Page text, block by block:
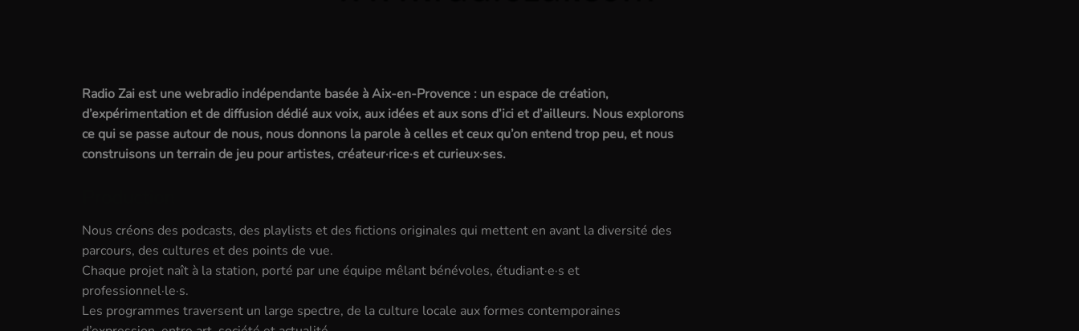
Radio Zaiest une webradio indépendante basée à Aix-en-Provence : un espace de création,
d’expérimentation et de diffusion dédié aux voix, aux idées et aux sons d’ici et d’ailleurs. Nous explorons
ce qui se passe autour de nous, nous donnons la parole à celles et ceux qu’on entend trop peu, et nous
construisons un terrain de jeu pour artistes, créateur·rice·s et curieux·ses.
Nous créons des podcasts, des playlists et des fictions originales qui mettent en avant la diversité des
parcours, des cultures et des points de vue.
Chaque projet naît à la station, porté par une équipe mêlant bénévoles, étudiant·e·s et
professionnel·le·s.
Les programmes traversent un large spectre, de la culture locale aux formes contemporaines